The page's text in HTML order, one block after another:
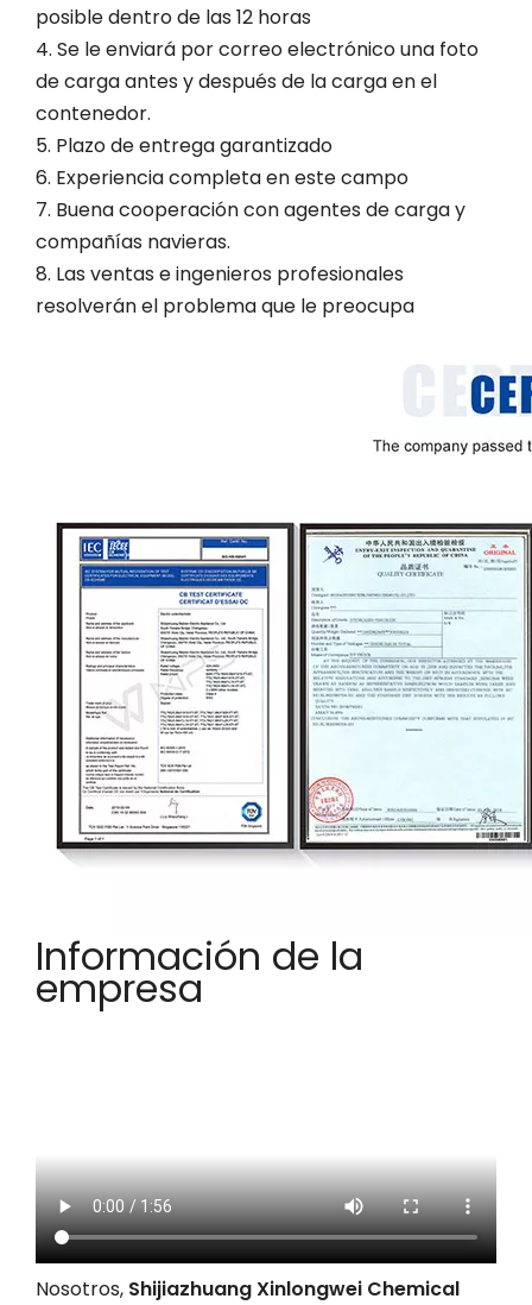
posible dentro de las 12 horas
4. Se le enviará por correo electrónico una foto
de carga antes y después de la carga en el
contenedor.
5. Plazo de entrega garantizado
6. Experiencia completa en este campo
7. Buena cooperación con agentes de carga y
compañías navieras.
8. Las ventas e ingenieros profesionales
resolverán el problema que le preocupa
Información de la
empresa
Nosotros, Shijiazhuang Xinlongwei Chemical